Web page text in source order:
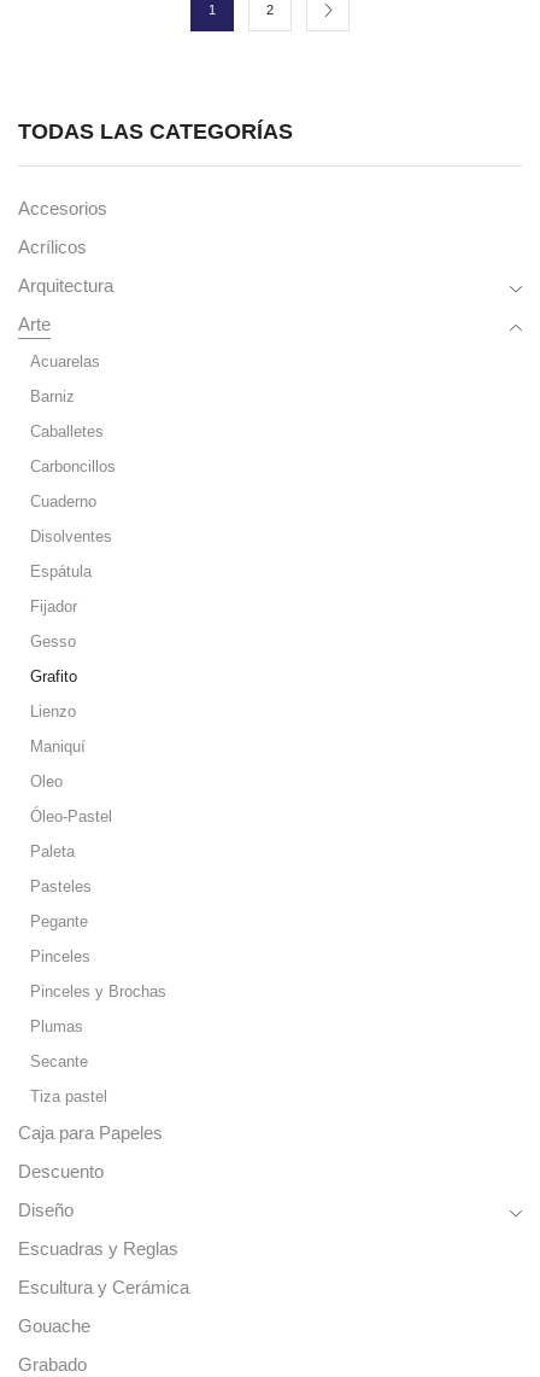
1 2
TODAS LAS CATEGORÍAS
Accesorios
Acrílicos
Arquitectura
Arte
Acuarelas
Barniz
Caballetes
Carboncillos
Cuaderno
Disolventes
Espátula
Fijador
Gesso
Grafito
Lienzo
Maniquí
Oleo
Óleo-Pastel
Paleta
Pasteles
Pegante
Pinceles
Pinceles y Brochas
Plumas
Secante
Tiza pastel
Caja para Papeles
Descuento
Diseño
Escuadras y Reglas
Escultura y Cerámica
Gouache
Grabado